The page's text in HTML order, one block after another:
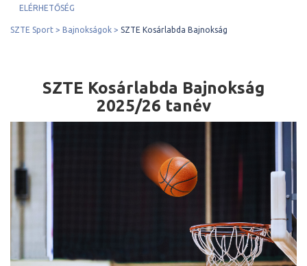
ELÉRHETŐSÉG
SZTE Sport Bajnokságok SZTE Kosárlabda Bajnokság
SZTE Kosárlabda Bajnokság
2025/26 tanév